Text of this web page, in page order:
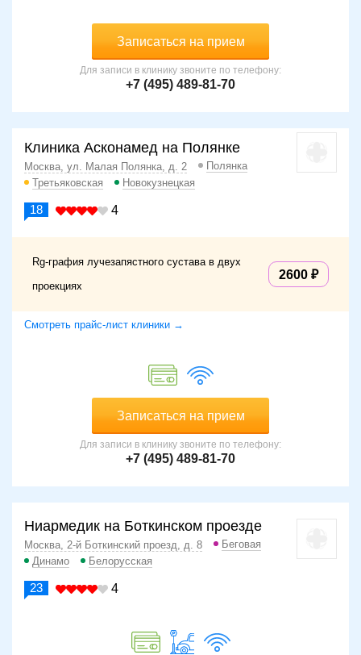
Записаться на прием
Для записи в клинику звоните по телефону:
+7 (495) 489-81-70
Клиника Асконамед на Полянке
Москва, ул. Малая Полянка, д. 2
Полянка
Третьяковская
Новокузнецкая
18 4
Rg-графия лучезапястного сустава в двух
проекциях
2600
Смотреть прайс-лист клиники →
Записаться на прием
Для записи в клинику звоните по телефону:
+7 (495) 489-81-70
Ниармедик на Боткинском проезде
Москва, 2-й Боткинский проезд, д. 8
Беговая
Динамо
Белорусская
23 4